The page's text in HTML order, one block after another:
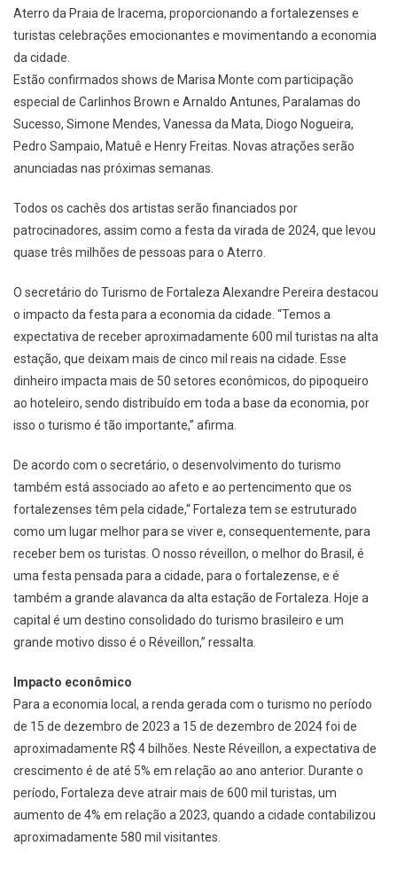
Aterro da Praia de Iracema, proporcionando a fortalezenses e
turistas celebrações emocionantes e movimentando a economia
da cidade.
Estão confirmados shows de Marisa Monte com participação
especial de Carlinhos Brown e Arnaldo Antunes, Paralamas do
Sucesso, Simone Mendes, Vanessa da Mata, Diogo Nogueira,
Pedro Sampaio, Matuê e Henry Freitas. Novas atrações serão
anunciadas nas próximas semanas.
Todos os cachês dos artistas serão financiados por
patrocinadores, assim como a festa da virada de 2024, que levou
quase três milhões de pessoas para o Aterro.
O secretário do Turismo de Fortaleza Alexandre Pereira destacou
o impacto da festa para a economia da cidade. “Temos a
expectativa de receber aproximadamente 600 mil turistas na alta
estação, que deixam mais de cinco mil reais na cidade. Esse
dinheiro impacta mais de 50 setores econômicos, do pipoqueiro
ao hoteleiro, sendo distribuído em toda a base da economia, por
isso o turismo é tão importante,” afirma.
De acordo com o secretário, o desenvolvimento do turismo
também está associado ao afeto e ao pertencimento que os
fortalezenses têm pela cidade,“ Fortaleza tem se estruturado
como um lugar melhor para se viver e, consequentemente, para
receber bem os turistas. O nosso réveillon, o melhor do Brasil, é
uma festa pensada para a cidade, para o fortalezense, e é
também a grande alavanca da alta estação de Fortaleza. Hoje a
capital é um destino consolidado do turismo brasileiro e um
grande motivo disso é o Réveillon,” ressalta.
Impacto econômico
Para a economia local, a renda gerada com o turismo no período
de 15 de dezembro de 2023 a 15 de dezembro de 2024 foi de
aproximadamente R$ 4 bilhões. Neste Réveillon, a expectativa de
crescimento é de até 5% em relação ao ano anterior. Durante o
período, Fortaleza deve atrair mais de 600 mil turistas, um
aumento de 4% em relação a 2023, quando a cidade contabilizou
aproximadamente 580 mil visitantes.